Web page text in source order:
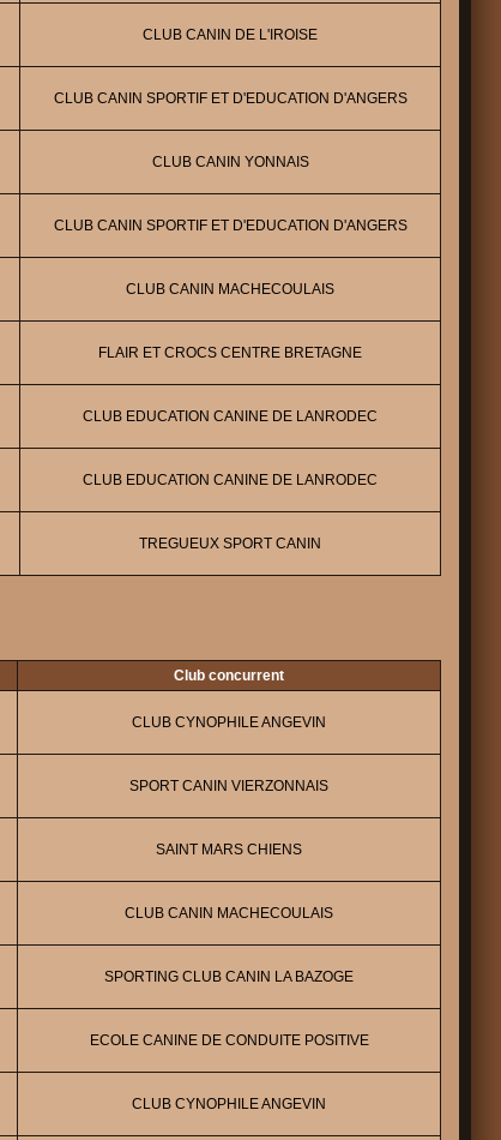
CLUB CANIN DE L'IROISE
CLUB CANIN SPORTIF ET D'EDUCATION D'ANGERS
CLUB CANIN YONNAIS
CLUB CANIN SPORTIF ET D'EDUCATION D'ANGERS
CLUB CANIN MACHECOULAIS
FLAIR ET CROCS CENTRE BRETAGNE
CLUB EDUCATION CANINE DE LANRODEC
CLUB EDUCATION CANINE DE LANRODEC
TREGUEUX SPORT CANIN
Club concurrent
CLUB CYNOPHILE ANGEVIN
SPORT CANIN VIERZONNAIS
SAINT MARS CHIENS
CLUB CANIN MACHECOULAIS
SPORTING CLUB CANIN LA BAZOGE
ECOLE CANINE DE CONDUITE POSITIVE
CLUB CYNOPHILE ANGEVIN